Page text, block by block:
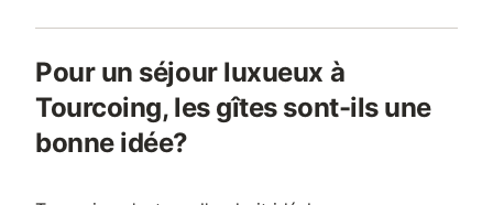
Pour un séjour luxueux à
Tourcoing, les gîtes sont-ils une
bonne idée?